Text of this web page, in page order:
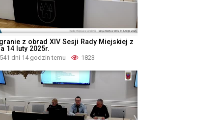
z obrad XIV Sesji Rady Miejskiej z
14 luty 2025r.
541 dni 14 godzin temu 1823